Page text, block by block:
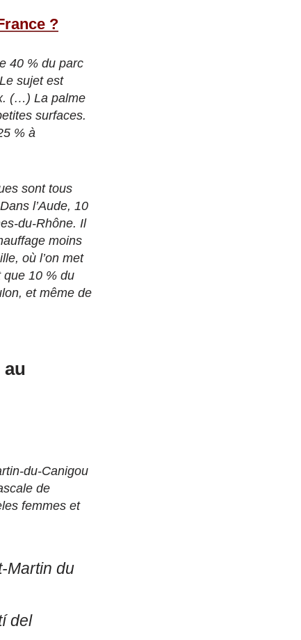
?
40 % du parc
sujet est
(…) La palme
surfaces.
% à
sont tous
l’Aude, 10
du-Rhône. Il
moins
où l’on met
que 10 % du
et même de
du-Canigou
de
femmes et
Martin du
del